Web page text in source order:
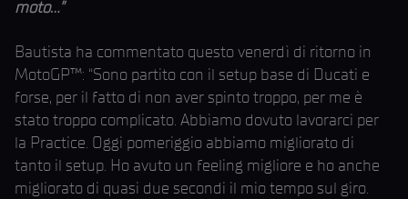
moto…”
Bautista ha commentato questo venerdì di ritorno in
MotoGP™: “Sono partito con il setup base di Ducati e
forse, per il fatto di non aver spinto troppo, per me è
stato troppo complicato. Abbiamo dovuto lavorarci per
la Practice. Oggi pomeriggio abbiamo migliorato di
tanto il setup. Ho avuto un feeling migliore e ho anche
migliorato di quasi due secondi il mio tempo sul giro.